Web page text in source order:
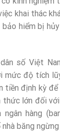
khai thác
hiểm bị
số Việt
mức độ tích
tiền định kỳ
lớn đối với
hàng
băng